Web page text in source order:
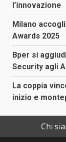
l’innovazione
Milano
Awards 2025
Bper si
Security agli
La coppia
inizio e
Chi